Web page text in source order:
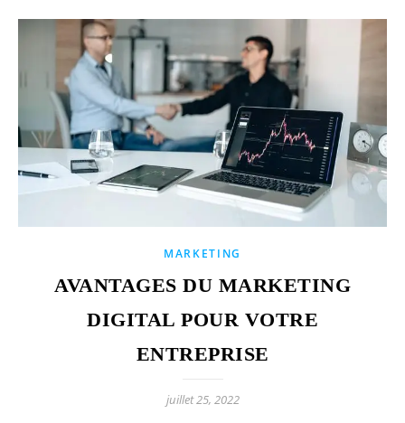
MARKETING
AVANTAGES DU MARKETING
DIGITAL POUR VOTRE
ENTREPRISE
juillet 25, 2022